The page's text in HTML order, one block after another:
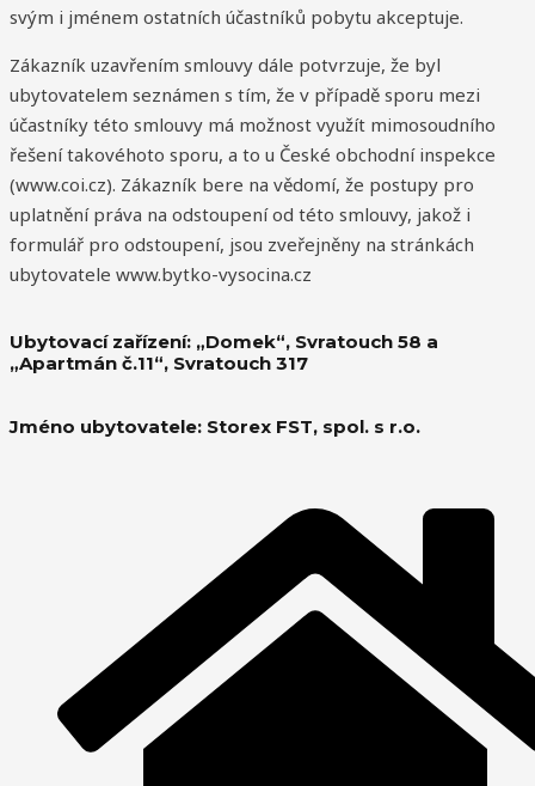
svým i jménem ostatních účastníků pobytu akceptuje.
Zákazník uzavřením smlouvy dále potvrzuje, že byl
ubytovatelem seznámen s tím, že v případě sporu mezi
účastníky této smlouvy má možnost využít mimosoudního
řešení takovéhoto sporu, a to u České obchodní inspekce
(www.coi.cz). Zákazník bere na vědomí, že postupy pro
uplatnění práva na odstoupení od této smlouvy, jakož i
formulář pro odstoupení, jsou zveřejněny na stránkách
ubytovatele www.bytko-vysocina.cz
Ubytovací zařízení: „Domek“, Svratouch 58 a
„Apartmán č.11“, Svratouch 317
Jméno ubytovatele: Storex FST, spol. s r.o.